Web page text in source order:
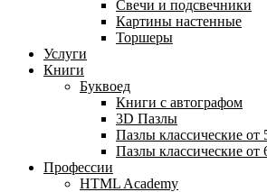
Свечи и подсвечники
Картины настенные
Торшеры
Услуги
Книги
Буквоед
Книги с автографом
3D Пазлы
Пазлы классические от
Пазлы классические от
Профессии
HTML Academy